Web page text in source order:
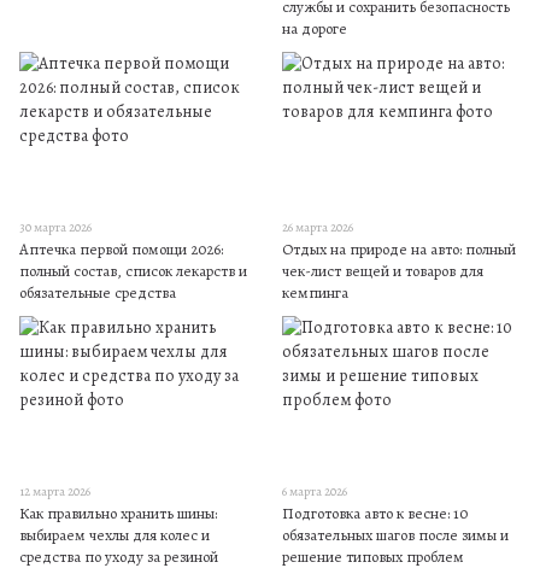
службы и сохранить безопасность
на дороге
30 марта 2026
Аптечка первой помощи 2026:
полный состав, список лекарств и
обязательные средства
26 марта 2026
Отдых на природе на авто: полный
чек-лист вещей и товаров для
кемпинга
12 марта 2026
Как правильно хранить шины:
выбираем чехлы для колес и
средства по уходу за резиной
6 марта 2026
Подготовка авто к весне: 10
обязательных шагов после зимы и
решение типовых проблем